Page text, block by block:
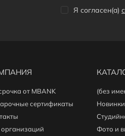
Я согласен(a)
от MBANK
сертификаты
(без
Новинки
Фото и